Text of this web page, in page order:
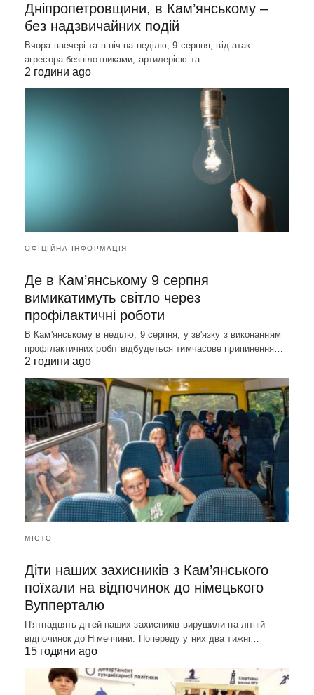
Дніпропетровщини, в Кам’янському –
без надзвичайних подій
Вчора ввечері та в ніч на неділю, 9 серпня, від атак
агресора безпілотниками, артилерією та…
2 години ago
ОФІЦІЙНА ІНФОРМАЦІЯ
Де в Кам’янському 9 серпня
вимикатимуть світло через
профілактичні роботи
В Кам'янському в неділю, 9 серпня, у зв'язку з виконанням
профілактичних робіт відбудеться тимчасове припинення…
2 години ago
МІСТО
Діти наших захисників з Кам’янського
поїхали на відпочинок до німецького
Вупперталю
П'ятнадцять дітей наших захисників вирушили на літній
відпочинок до Німеччини. Попереду у них два тижні…
15 години ago